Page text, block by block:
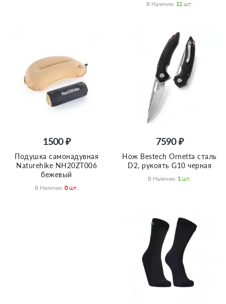
В Наличии: 11 Шт.
1500 ₽
Подушка самонадувная
Naturehike NH20ZT006
бежевый
В Наличии: 0 Шт.
7590 ₽
Нож Bestech Ornetta сталь
D2, рукоять G10 черная
В Наличии: 1 Шт.